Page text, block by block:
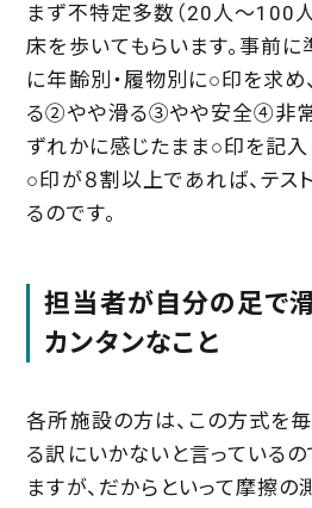
まず不特定多数（20人～100
床を歩いてもらいます。事前に
に年齢別・履物別に○印を求め
る②やや滑る③やや安全④非
ずれかに感じたまま○印を記
○印が８割以上であれば、テス
るのです。
担当者が自分の足で
カンタンなこと
各所施設の方は、この方式を
る訳にいかないと言っている
ますが、だからといって摩擦